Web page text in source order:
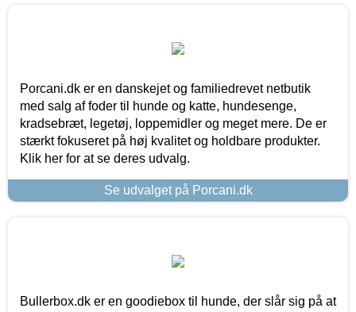
Porcani.dk er en danskejet og familiedrevet netbutik
med salg af foder til hunde og katte, hundesenge,
kradsebræt, legetøj, loppemidler og meget mere. De er
stærkt fokuseret på høj kvalitet og holdbare produkter.
Klik her for at se deres udvalg.
Se udvalget på Porcani.dk
Bullerbox.dk er en goodiebox til hunde, der slår sig på at